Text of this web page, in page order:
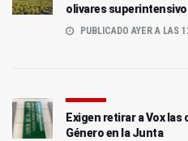
olivares
PUBLICADO AYER A LAS
Exigen retirar a Vox
Género en la Junta